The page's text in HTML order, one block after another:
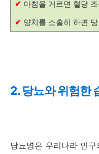
✔ 아침을 거르면 혈당
✔ 양치를 소홀히 하면
2. 당뇨와 위험한
당뇨병은 우리나라 인